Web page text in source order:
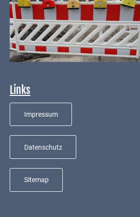
ab
1816
Schulbilder
Datenschutz
Veranstaltungen
und Events
Freizeit
feiern
Links
Impressum
Datenschutz
Sitemap